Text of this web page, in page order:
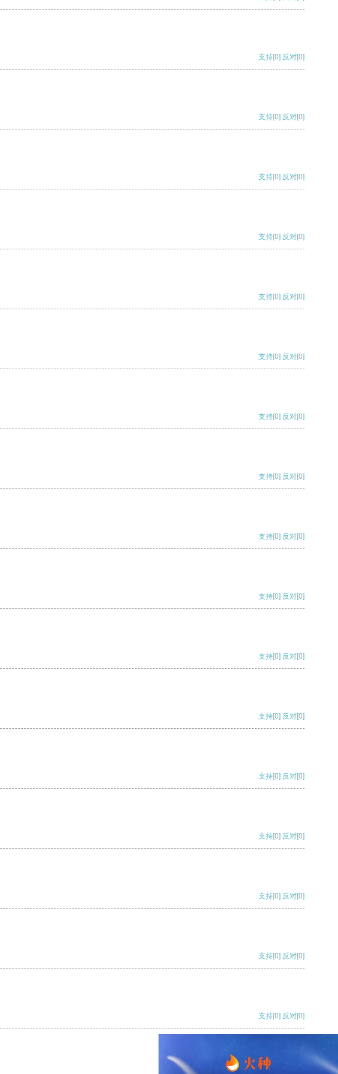
支持[0] 反对[0]
支持[0] 反对[0]
支持[0] 反对[0]
支持[0] 反对[0]
支持[0] 反对[0]
支持[0] 反对[0]
支持[0] 反对[0]
支持[0] 反对[0]
支持[0] 反对[0]
支持[0] 反对[0]
支持[0] 反对[0]
支持[0] 反对[0]
支持[0] 反对[0]
支持[0] 反对[0]
支持[0] 反对[0]
支持[0] 反对[0]
支持[0] 反对[0]